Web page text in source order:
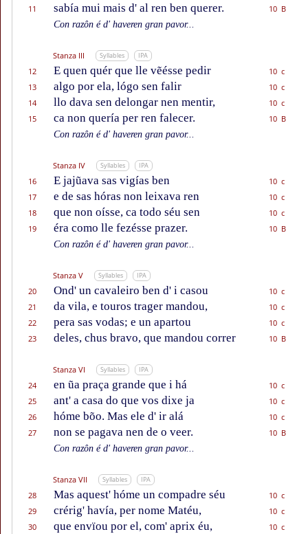
11
sabía mui mais d' al ren ben querer.
10 B
Con razôn é d' haveren gran pavor...
Stanza III Syllables IPA
12 E quen quér que lle vẽésse pedir
10 c
13
algo por ela, lógo sen falir
10 c
14
llo dava sen delongar nen mentir,
10 c
15
ca non quería per ren falecer.
10 B
Con razôn é d' haveren gran pavor...
Stanza IV Syllables IPA
16 E jajũava sas vigías ben
10 c
17
e de sas hóras non leixava ren
10 c
18
que non oísse, ca todo séu sen
10 c
19
éra como lle fezésse prazer.
10 B
Con razôn é d' haveren gran pavor...
Stanza V Syllables IPA
20 Ond' un cavaleiro ben d' i casou
10 c
21
da vila, e touros trager mandou,
10 c
22
pera sas vodas; e un apartou
10 c
23
deles, chus bravo, que mandou correr 10 B
Stanza VI Syllables IPA
24 en ũa praça grande que i há
10 c
25
ant' a casa do que vos dixe ja
10 c
26
hóme bõo. Mas ele d' ir alá
10 c
27
non se pagava nen de o veer.
10 B
Con razôn é d' haveren gran pavor...
Stanza VII Syllables IPA
28 Mas aquest' hóme un compadre séu
10 c
29
crérig' havía, per nome Matéu,
10 c
30
que envïou por el, com' aprix éu,
10 c